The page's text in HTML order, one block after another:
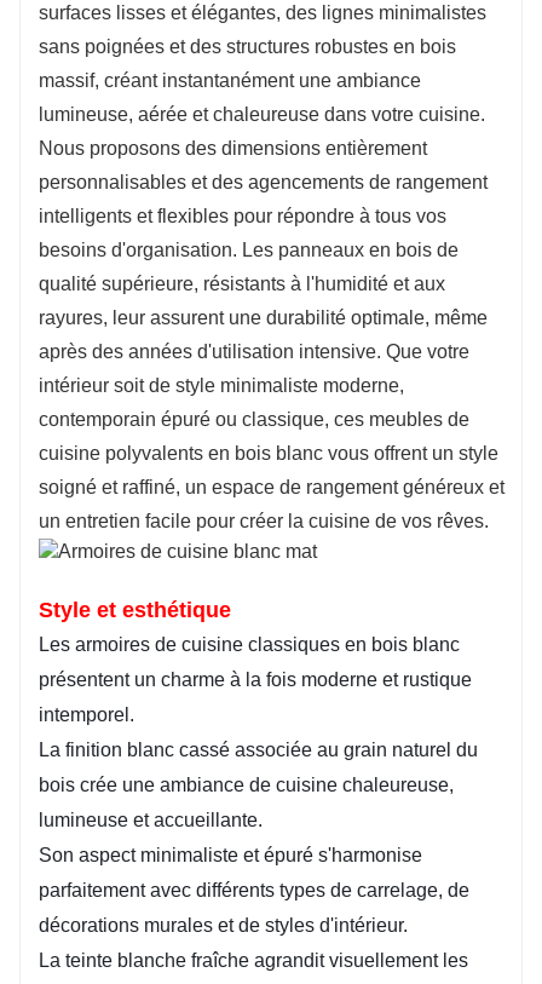
surfaces lisses et élégantes, des lignes minimalistes
sans poignées et des structures robustes en bois
massif, créant instantanément une ambiance
lumineuse, aérée et chaleureuse dans votre cuisine.
Nous proposons des dimensions entièrement
personnalisables et des agencements de rangement
intelligents et flexibles pour répondre à tous vos
besoins d'organisation. Les panneaux en bois de
qualité supérieure, résistants à l'humidité et aux
rayures, leur assurent une durabilité optimale, même
après des années d'utilisation intensive. Que votre
intérieur soit de style minimaliste moderne,
contemporain épuré ou classique, ces meubles de
cuisine polyvalents en bois blanc vous offrent un style
soigné et raffiné, un espace de rangement généreux et
un entretien facile pour créer la cuisine de vos rêves.
Style et esthétique
Les armoires de cuisine classiques en bois blanc
présentent un charme à la fois moderne et rustique
intemporel.
La finition blanc cassé associée au grain naturel du
bois crée une ambiance de cuisine chaleureuse,
lumineuse et accueillante.
Son aspect minimaliste et épuré s'harmonise
parfaitement avec différents types de carrelage, de
décorations murales et de styles d'intérieur.
La teinte blanche fraîche agrandit visuellement les